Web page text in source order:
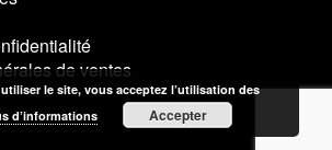
de ventes
le site, vous acceptez l’utilisation des
d’informations Accepter